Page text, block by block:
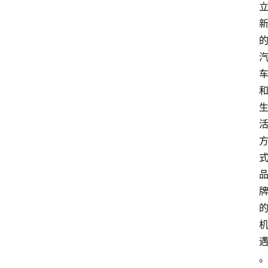
立
新
的
汽
车
和
生
活
方
式
品
牌
的
机
遇
。